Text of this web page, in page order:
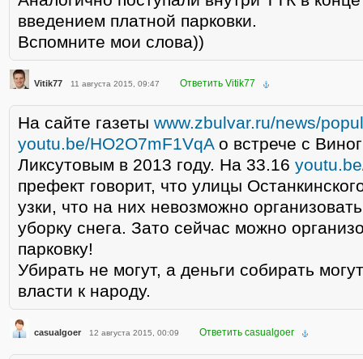
введением платной парковки.
Вспомните мои слова))
Vitik77 11 августа 2015, 09:47 Ответить Vitik77
На сайте газеты www.zbulvar.ru/news/
youtu.be/HO2O7mF1VqAо встрече с
Ликсутовым в 2013 году. На 33.16
префект говорит, что улицы
узки, что на них невозможно
уборку снега. Зато сейчас можно
парковку!
Убирать не могут, а деньги собирать
власти к народу.
casualgoer 12 августа 2015, 00:09 Ответить casualgoer